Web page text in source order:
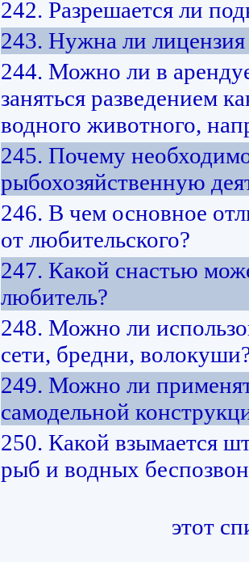
242. Разрешается ли
243. Нужна ли
244. Можно ли в
заняться разведением
водного животного,
245. Почему
рыбохозяйственную
246. В чем основное
от любительского?
247. Какой снастью
любитель?
248. Можно ли
сети, бредни,
249. Можно ли
самодельной
250. Какой взымается
рыб и водных
этот